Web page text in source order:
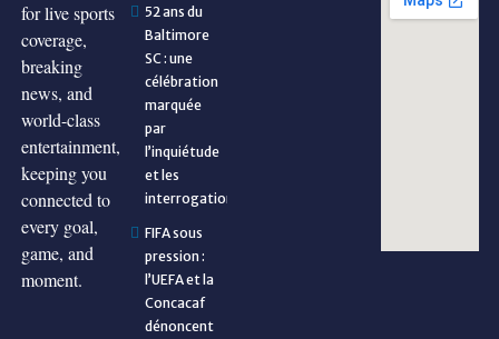
for live sports
coverage,
breaking
news, and
world-class
entertainment,
keeping you
connected to
every goal,
game, and
moment.
52 ans du
Baltimore
SC : une
célébration
marquée
par
l’inquiétude
et les
interrogations
FIFA sous
pression :
l’UEFA et la
Concacaf
dénoncent